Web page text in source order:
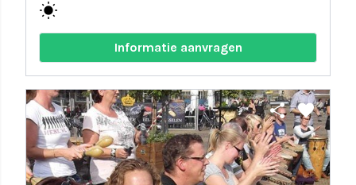
wb_sunny
Informatie aanvragen
share favorite